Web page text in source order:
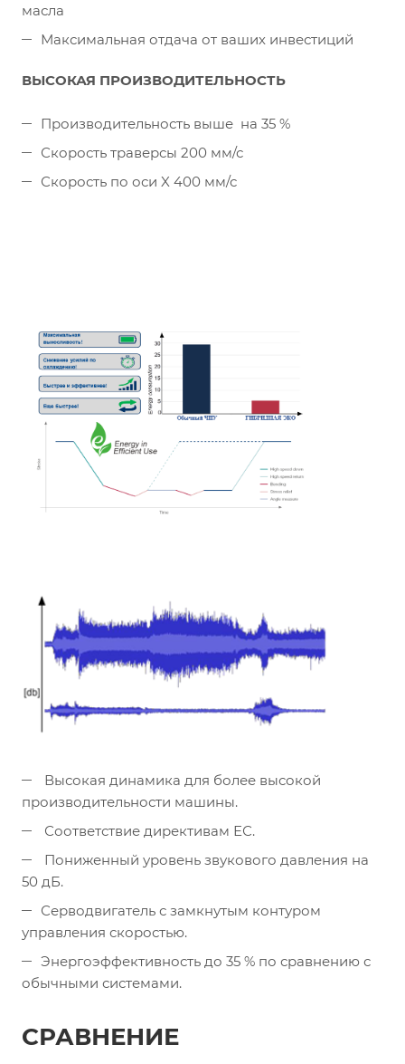
масла
Максимальная отдача от ваших инвестиций
ВЫСОКАЯ ПРОИЗВОДИТЕЛЬНОСТЬ
Производительность выше на 35 %
Скорость траверсы 200 мм/с
Скорость по оси X 400 мм/с
Высокая динамика для более высокой
производительности машины.
Соответствие директивам ЕС.
Пониженный уровень звукового давления на
50 дБ.
Серводвигатель с замкнутым контуром
управления скоростью.
Энергоэффективность до 35 % по сравнению с
обычными системами.
СРАВНЕНИЕ